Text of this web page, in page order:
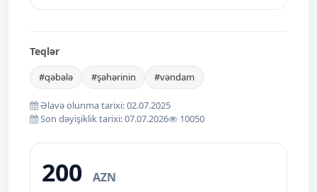
Teqlər
#qəbələ #şəhərinin #vəndam
Əlavə olunma tarixi: 02.07.2025
Son dəyişiklik tarixi: 07.07.2026
10050
200 AZN